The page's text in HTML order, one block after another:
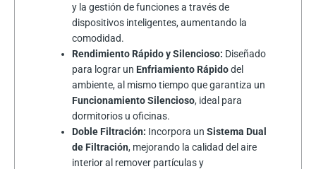
y la gestión de funciones a través de
dispositivos inteligentes, aumentando la
comodidad.
Rendimiento Rápido y Silencioso: Diseñado
para lograr un Enfriamiento Rápidodel
ambiente, al mismo tiempo que garantiza un
Funcionamiento Silencioso, ideal para
dormitorios u oficinas.
Doble Filtración: Incorpora unSistema Dual
de Filtración, mejorando la calidad del aire
interior al remover partículas y